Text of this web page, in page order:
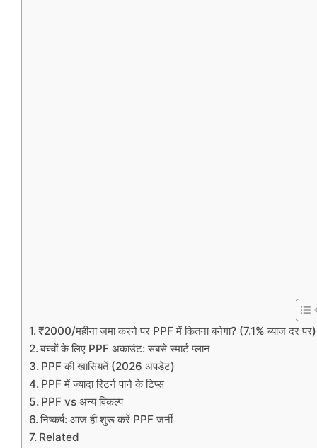
₹2000/महीना जमा करने पर PPF में कितना बनेगा? (7.1% ब्याज दर पर)
बच्चों के लिए PPF अकाउंट: सबसे स्मार्ट प्लान
PPF की खासियतें (2026 अपडेट)
PPF में ज्यादा रिटर्न पाने के टिप्स
PPF vs अन्य विकल्प
निष्कर्ष: आज ही शुरू करें PPF जर्नी
Related